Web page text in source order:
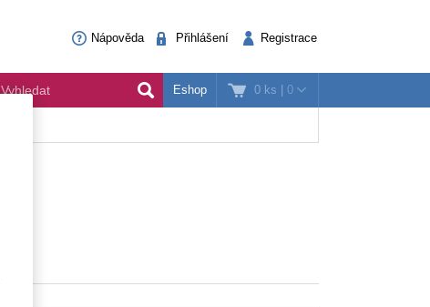
Nápověda Přihlášení Registrace
0 ks | 0
Eshop